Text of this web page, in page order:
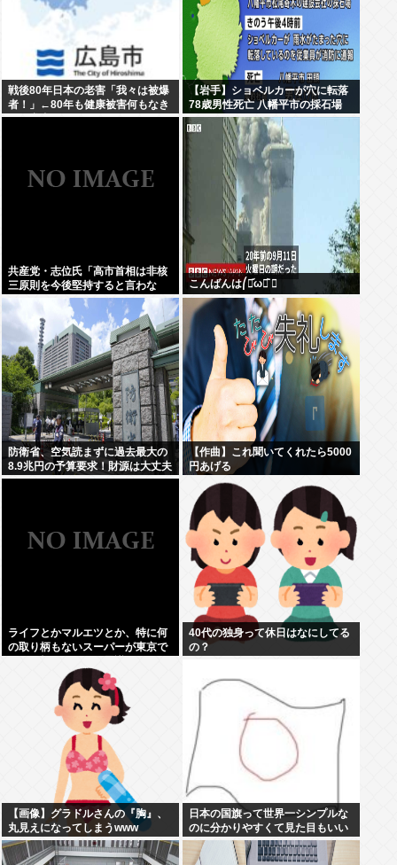
戦後80年日本の老害「我々は被爆
者！」←80年も健康被害何もなき
ゃ健常者やろ
【岩手】ショベルカーが穴に転落
78歳男性死亡 八幡平市の採石場
共産党・志位氏「高市首相は非核
三原則を今後堅持すると言わな
い！」
こんばんは⎛・᷄ω・᷅ ⎞
防衛省、空気読まずに過去最大の
8.9兆円の予算要求！財源は大丈夫
か？！
【作曲】これ聞いてくれたら5000
円あげる
ライフとかマルエツとか、特に何
の取り柄もないスーパーが東京で
普通OK行くだろ
40代の独身って休日はなにしてる
の？
【画像】グラドルさんの『胸』、
丸見えになってしまうwww
日本の国旗って世界一シンプルな
のに分かりやすくて見た目もいい
よな